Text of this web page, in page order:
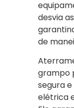
desvia
de
grampo
segura
elétrica